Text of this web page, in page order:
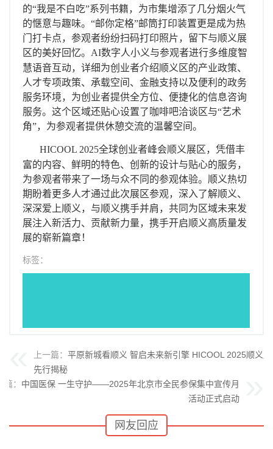
的“我是不白吃”系列书籍，为市集增添了几分烟火气
的惬意与趣味。“邮你定格”邮筒打印装置更是成为热
门打卡点，参观者纷纷扫码打印照片，留下与顺义展
区的美好回忆。 AI数字人小义与参观者进行多维度智
慧语音互动，详细为创业者介绍顺义区的产业政策、
人才专项政策、承载空间、金融支持以及便利的政务
服务环境，为创业者提供全方位、便捷化的信息咨询
服务。这个区域还贴心设置了咖啡吧洽谈区与“艺术
角”，为参观者提供休憩交流的温馨空间。
HICOOL 2025全球创业者峰会顺义展区，凭借丰
富的内容、鲜明的特色、创新的设计与贴心的服务，
为参观者带来了一场与众不同的参观体验。顺义热切
期盼着更多人才通过此次展区参观，深入了解顺义、
深深爱上顺义，与顺义携手并肩，共同为区域未来发
展注入新活力、贡献新力量，携手开启顺义高质量发
展的崭新篇章！
标签：
上一篇：平原新城看顺义 智启未来新引擎 HICOOL 2025顺义
先行揭秘
： 中国医保 一生守护——2025年北京市全民参保集中宣传月
活动正式启动
网友回应